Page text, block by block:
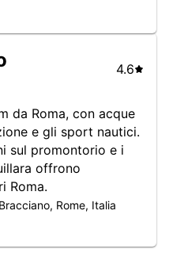
4.6
da Roma, con acque
e gli sport nautici.
sul promontorio e i
offrono
Roma.
Rome, Italia